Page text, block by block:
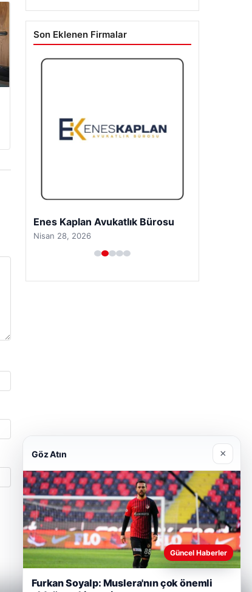
Son Eklenen Firmalar
Enes Kaplan Avukatlık Bürosu
Nisan 28, 2026
Göz Atın ×
Güncel Haberler
Furkan Soyalp: Muslera'nın çok önemli